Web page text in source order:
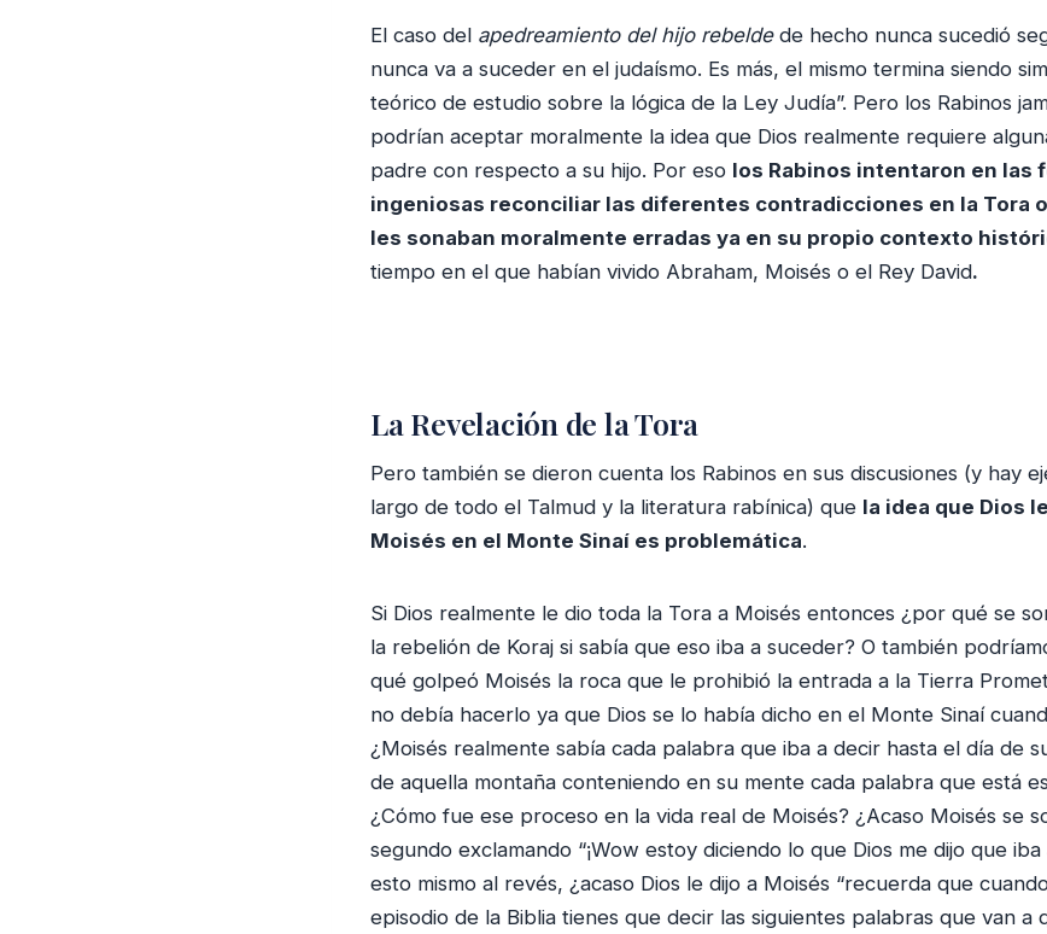
El caso del apedreamiento del hijo rebeldede hecho nunca sucedió
nunca va a suceder en el judaísmo. Es más, el mismo termina siendo
teórico de estudio sobre la lógica de la Ley Judía”. Pero los Rabinos
podrían aceptar moralmente la idea que Dios realmente requiere
padre con respecto a su hijo. Por eso los Rabinos intentaron en las
ingeniosas reconciliar las diferentes contradicciones en la Tora
les sonaban moralmente erradas ya en su propio contexto
tiempo en el que habían vivido Abraham, Moisés o el Rey David.
La Revelación de la Tora
Pero también se dieron cuenta los Rabinos en sus discusiones (y hay
largo de todo el Talmud y la literatura rabínica) que la idea que Dios
Moisés en el Monte Sinaí es problemática.
Si Dios realmente le dio toda la Tora a Moisés entonces ¿por qué se
la rebelión de Koraj si sabía que eso iba a suceder? O también
qué golpeó Moisés la roca que le prohibió la entrada a la Tierra
no debía hacerlo ya que Dios se lo había dicho en el Monte Sinaí
¿Moisés realmente sabía cada palabra que iba a decir hasta el día de
de aquella montaña conteniendo en su mente cada palabra que está
¿Cómo fue ese proceso en la vida real de Moisés? ¿Acaso Moisés se
segundo exclamando “¡Wow estoy diciendo lo que Dios me dijo que iba
esto mismo al revés, ¿acaso Dios le dijo a Moisés “recuerda que
episodio de la Biblia tienes que decir las siguientes palabras que van a